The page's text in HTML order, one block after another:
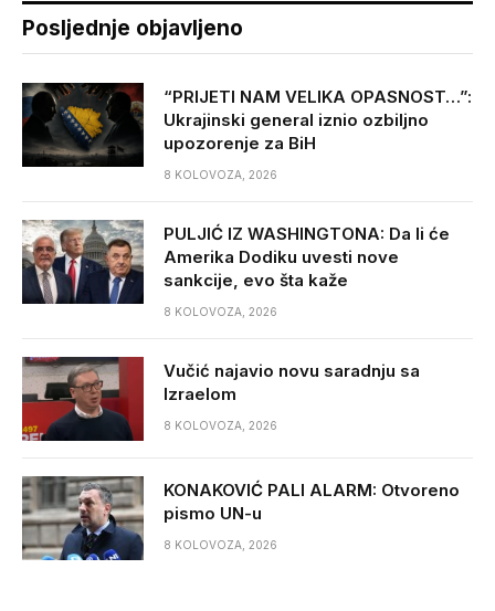
Posljednje objavljeno
“PRIJETI NAM VELIKA OPASNOST…”:
Ukrajinski general iznio ozbiljno
upozorenje za BiH
8 KOLOVOZA, 2026
PULJIĆ IZ WASHINGTONA: Da li će
Amerika Dodiku uvesti nove
sankcije, evo šta kaže
8 KOLOVOZA, 2026
Vučić najavio novu saradnju sa
Izraelom
8 KOLOVOZA, 2026
KONAKOVIĆ PALI ALARM: Otvoreno
pismo UN-u
8 KOLOVOZA, 2026